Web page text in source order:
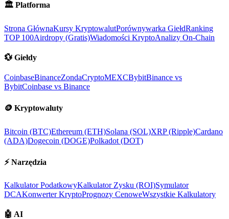
🏛️ Platforma
Strona GłównaKursy KryptowalutPorównywarka GiełdRanking
TOP 100Airdropy (Gratis)Wiadomości KryptoAnalizy On-Chain
💱 Giełdy
CoinbaseBinanceZondaCryptoMEXCBybitBinance vs
BybitCoinbase vs Binance
🪙 Kryptowaluty
Bitcoin (BTC)Ethereum (ETH)Solana (SOL)XRP (Ripple)Cardano
(ADA)Dogecoin (DOGE)Polkadot (DOT)
⚡ Narzędzia
Kalkulator PodatkowyKalkulator Zysku (ROI)Symulator
DCAKonwerter KryptoPrognozy CenoweWszystkie Kalkulatory
🤖 AI